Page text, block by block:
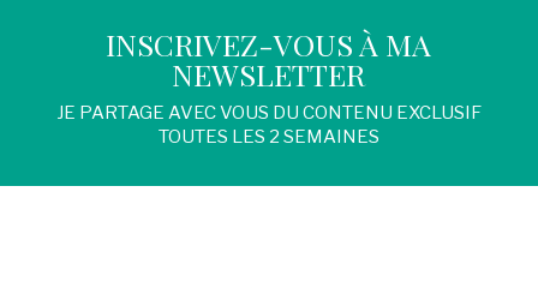
INSCRIVEZ-VOUS À MA
NEWSLETTER
JE PARTAGE AVEC VOUS DU CONTENU EXCLUSIF
TOUTES LES 2 SEMAINES